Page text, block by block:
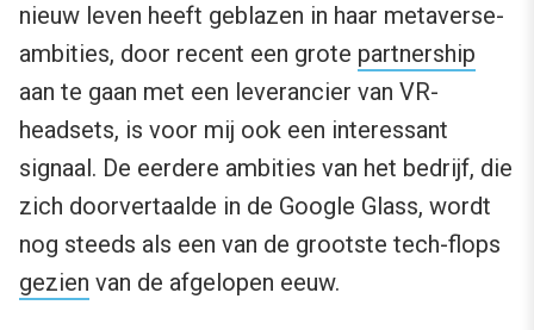
nieuw leven heeft geblazen in haar metaverse-
ambities, door recent een grote partnership
aan te gaan met een leverancier van VR-
headsets, is voor mij ook een interessant
signaal. De eerdere ambities van het bedrijf, die
zich doorvertaalde in de Google Glass, wordt
nog steeds als een van de grootste tech-flops
gezien van de afgelopen eeuw.